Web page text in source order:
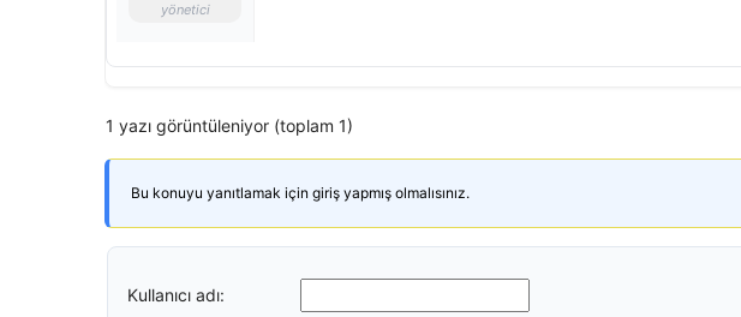
yönetici
1 yazı görüntüleniyor (toplam 1)
Bu konuyu yanıtlamak için giriş yapmış olmalısınız.
Kullanıcı adı: